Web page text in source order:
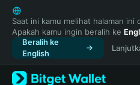
English
日本語
Tiếng Việt
Русский
Español (Latinoamérica)
Türkçe
Saat ini kamu melihat halaman ini
Apakah kamu ingin beralih ke
Beralih ke
English